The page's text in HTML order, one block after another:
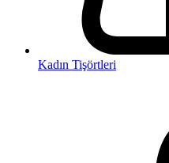
Kadın Tişörtleri